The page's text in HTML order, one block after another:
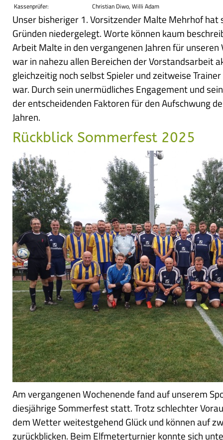
Kassenprüfer:
Christian Diwo, Willi Adam
Unser bisheriger 1. Vorsitzender Malte Mehrhof hat
Gründen niedergelegt. Worte können kaum
Arbeit Malte in den vergangenen Jahren für
war in nahezu allen Bereichen der Vorstandsarbeit
gleichzeitig noch selbst Spieler und zeitweise
war. Durch sein unermüdliches Engagement und
der entscheidenden Faktoren für den Aufschwung
Jahren.
Rückblick Sommerfest 2025
Am vergangenen Wochenende fand auf unserem
diesjährige Sommerfest statt. Trotz schlechter
dem Wetter weitestgehend Glück und können auf
zurückblicken. Beim Elfmeterturnier konnte sich